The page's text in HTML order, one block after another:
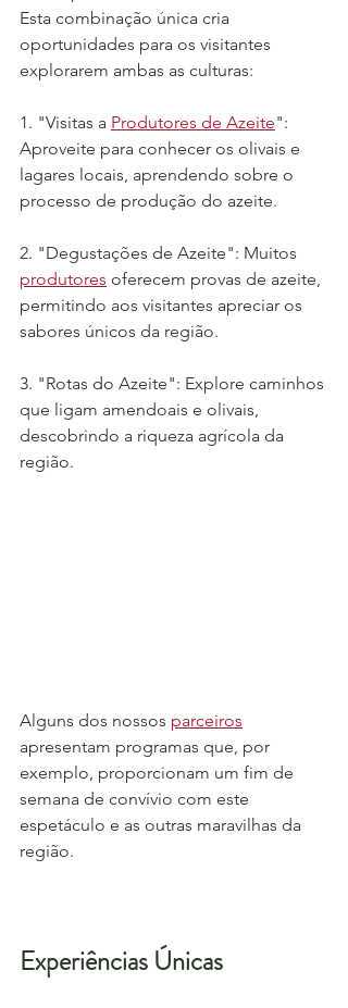
Esta combinação única cria
oportunidades para os visitantes
explorarem ambas as culturas:
1. "Visitas a Produtores de Azeite":
Aproveite para conhecer os olivais e
lagares locais, aprendendo sobre o
processo de produção do azeite.
2. "Degustações de Azeite": Muitos
produtores oferecem provas de azeite,
permitindo aos visitantes apreciar os
sabores únicos da região.
3. "Rotas do Azeite": Explore caminhos
que ligam amendoais e olivais,
descobrindo a riqueza agrícola da
região.
Alguns dos nossos parceiros
apresentam programas que, por
exemplo, proporcionam um fim de
semana de convívio com este
espetáculo e as outras maravilhas da
região.
Experiências Únicas